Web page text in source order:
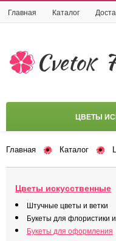
Главная Каталог
ЦВЕТЫ
Главная Каталог
Цветы искусственные
Штучные цветы и ветки
Букеты для флористики
Букеты для оформления